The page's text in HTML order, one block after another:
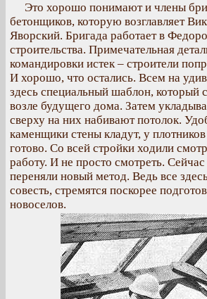
Это хорошо понимают и члены
бетонщиков, которую возглавляет
Яворский. Бригада работает в
строительства. Примечательная
командировки истек – строители
И хорошо, что остались. Всем на
здесь специальный шаблон, который
возле будущего дома. Затем
сверху на них набивают потолок.
каменщики стены кладут, у
готово. Со всей стройки ходили
работу. И не просто смотреть.
переняли новый метод. Ведь все
совесть, стремятся поскорее
новоселов.